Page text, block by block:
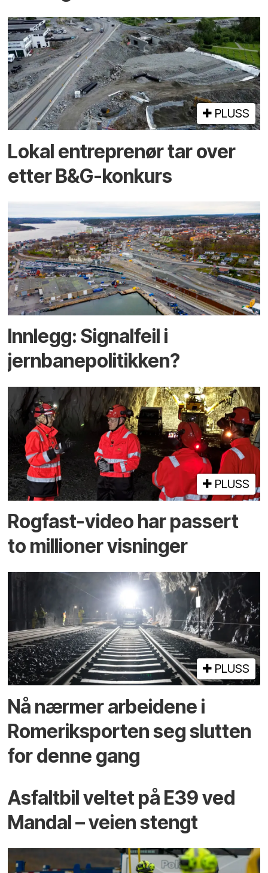
PLUSS
Lokal entreprenør tar over
etter B&G-konkurs
Innlegg: Signalfeil i
jernbanepolitikken?
PLUSS
Rogfast-video har passert
to millioner visninger
PLUSS
Nå nærmer arbeidene i
Romeriksporten seg slutten
for denne gang
Asfaltbil veltet på E39 ved
Mandal – veien stengt